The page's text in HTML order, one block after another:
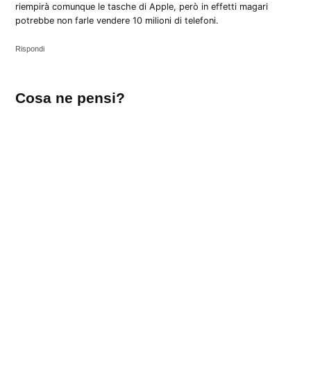
riempirà comunque le tasche di Apple, però in effetti magari
potrebbe non farle vendere 10 milioni di telefoni.
Rispondi
un
Cosa ne pensi?